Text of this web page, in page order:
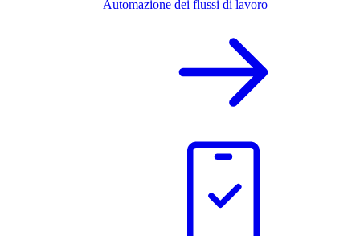
Automazione dei flussi di lavoro